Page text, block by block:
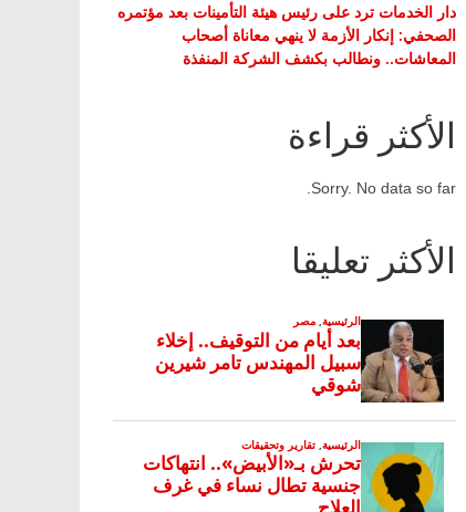
دار الخدمات ترد على رئيس هيئة التأمينات بعد مؤتمره
الصحفي: إنكار الأزمة لا ينهي معاناة أصحاب
المعاشات.. ونطالب بكشف الشركة المنفذة
الأكثر قراءة
Sorry. No data so far.
الأكثر تعليقا